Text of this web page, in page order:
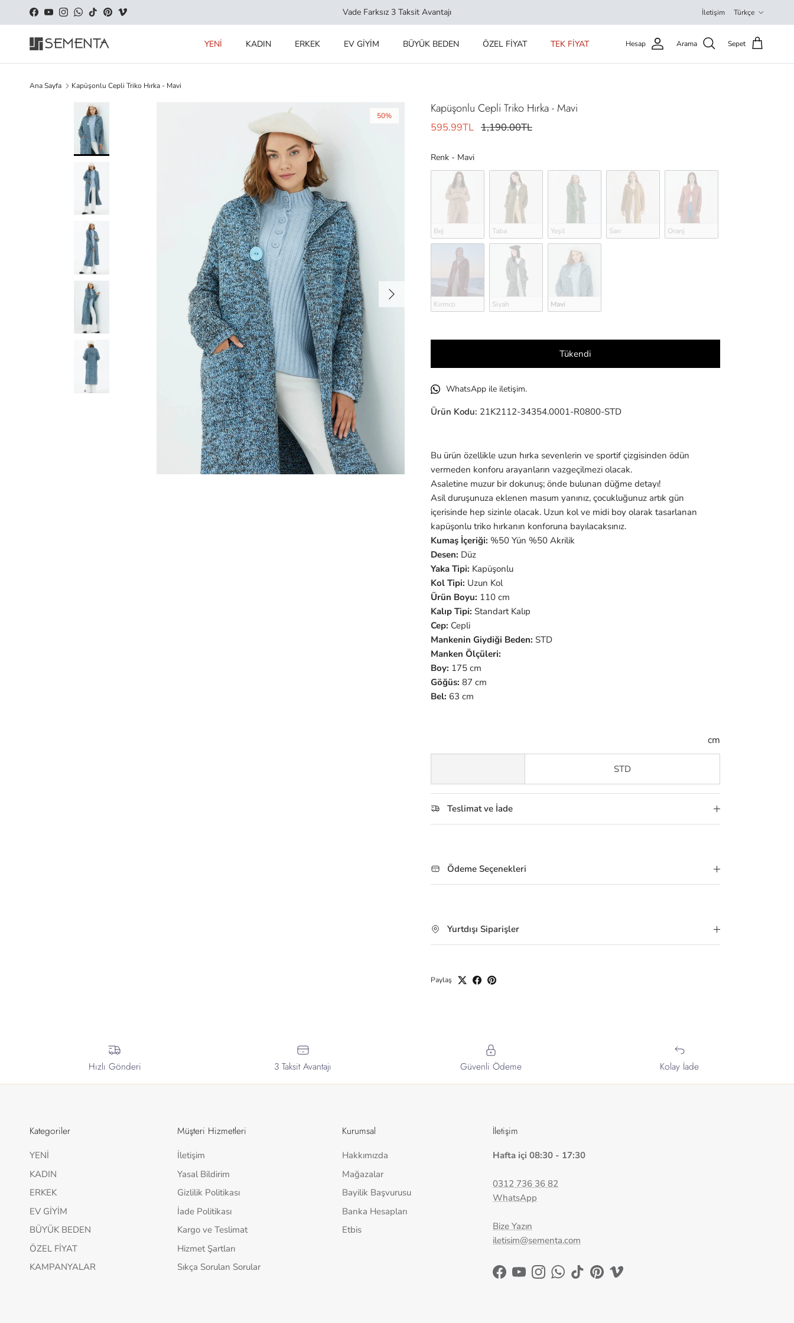
İçeriği geç
Facebook
YouTubeInstagramWhatsApp
TikTokPinterestVimeo Vade Farksız 3 Taksit Avantajı İletişim Türkçe
YENİ KADIN ERKEK EV GİYİM BÜYÜK BEDEN ÖZEL FİYAT TEK FİYAT Hesap Arama Sepet
Ana Sayfa Kapüşonlu Cepli Triko Hırka - Mavi
Sonraki
50% Kapüşonlu Cepli Triko Hırka - Mavi
595.99TL 1,190.00TL
Renk - MaviRenk
Bej Taba Yeşil Sarı Oranj
Kırmızı Siyah Mavi
Tükendi
WhatsApp ile iletişim.
Ürün Kodu: 21K2112-34354.0001-R0800-STD
Bu ürün özellikle uzun hırka sevenlerin ve sportif çizgisinden ödün
vermeden konforu arayanların vazgeçilmezi olacak.
Asaletine muzur bir dokunuş; önde bulunan düğme detayı!
Asil duruşunuza eklenen masum yanınız, çocukluğunuz artık gün
içerisinde hep sizinle olacak. Uzun kol ve midi boy olarak tasarlanan
kapüşonlu triko hırkanın konforuna bayılacaksınız.
Kumaş İçeriği: %50 Yün %50 Akrilik
Desen: Düz
Yaka Tipi: Kapüşonlu
Kol Tipi: Uzun Kol
Ürün Boyu: 110 cm
Kalıp Tipi: Standart Kalıp
Cep: Cepli
Mankenin Giydiği Beden: STD
Manken Ölçüleri:
Boy: 175 cm
Göğüs: 87 cm
Bel: 63 cm
cm
STD
Teslimat ve İade
Ödeme Seçenekleri
Yurtdışı Siparişler
Paylaş
Hızlı Gönderi 3 Taksit Avantajı Güvenli Ödeme Kolay İade
Kategoriler
YENİ
KADIN
ERKEK
EV GİYİM
BÜYÜK BEDEN
ÖZEL FİYAT
KAMPANYALAR
Müşteri Hizmetleri
İletişim
Yasal Bildirim
Gizlilik Politikası
İade Politikası
Kargo ve Teslimat
Hizmet Şartları
Sıkça Sorulan Sorular
Kurumsal
Hakkımızda
Mağazalar
Bayilik Başvurusu
Banka Hesapları
Etbis
İletişim
Hafta içi 08:30 - 17:30
0312 736 36 82
WhatsApp
Bize Yazın
iletisim@sementa.com
Facebook
YouTubeInstagramWhatsApp
TikTokPinterestVimeo